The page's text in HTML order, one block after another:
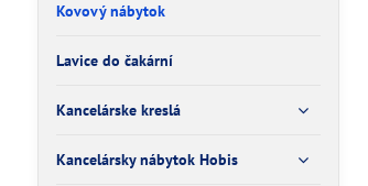
Kovový nábytok
Lavice do čakární
Kancelárske kreslá
Kancelársky nábytok Hobis